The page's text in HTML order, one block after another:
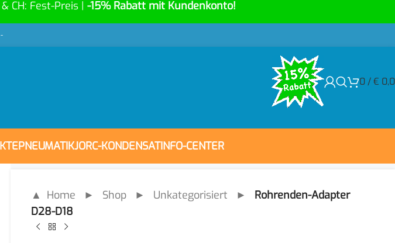
CH: Fest-Preis | -15% Rabatt mit Kundenkonto!
-
0 /€
PNEUMATIKJORC-KONDENSATINFO-CENTER
▲ Home ► Shop ► Unkategorisiert ► Rohrenden-Adapter
D28-D18